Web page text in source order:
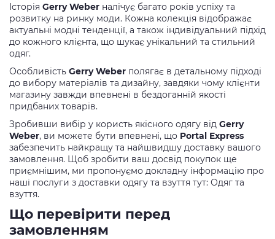
Історія Gerry Weber налічує багато років успіху та
розвитку на ринку моди. Кожна колекція відображає
актуальні модні тенденції, а також індивідуальний підхід
до кожного клієнта, що шукає унікальний та стильний
одяг.
Особливість Gerry Weber полягає в детальному підході
до вибору матеріалів та дизайну, завдяки чому клієнти
магазину завжди впевнені в бездоганній якості
придбаних товарів.
Зробивши вибір у користь якісного одягу від Gerry
Weber, ви можете бути впевнені, що Portal Express
забезпечить найкращу та найшвидшу доставку вашого
замовлення. Щоб зробити ваш досвід покупок ще
приємнішим, ми пропонуємо докладну інформацію про
наші послуги з доставки одягу та взуття тут: Одяг та
взуття.
Що перевірити перед
замовленням